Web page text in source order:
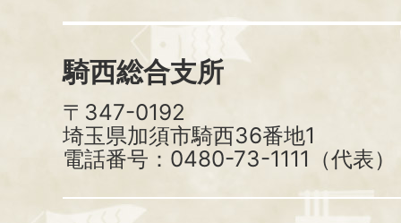
騎西総合支所
〒347-0192
埼玉県加須市騎西36番地1
電話番号：0480-73-1111（代表）